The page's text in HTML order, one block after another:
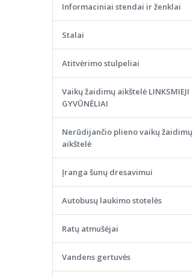
Informaciniai stendai ir ženklai
Stalai
Atitvėrimo stulpeliai
Vaikų žaidimų aikštelė LINKSMIEJI
GYVŪNĖLIAI
Nerūdijančio plieno vaikų žaidimų
aikštelė
Įranga šunų dresavimui
Autobusų laukimo stotelės
Ratų atmušėjai
Vandens gertuvės